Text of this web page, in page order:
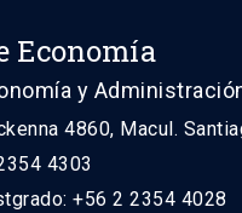
Economía
y
4860, Macul.
4303
+56 2 2354 4028